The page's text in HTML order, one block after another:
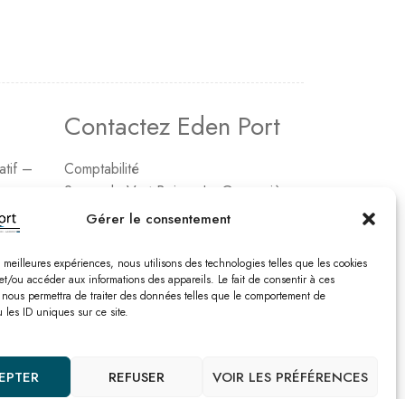
Gérer le consentement
meilleures expériences, nous utilisons des technologies telles que les cookies
ou accéder aux informations des appareils. Le fait de consentir à ces
permettra de traiter des données telles que le comportement de
les ID uniques sur ce site.
REFUSER VOIR LES PRÉFÉRENCES
–
Contactez Eden Port
Comptabilité
2, rue de Vert-Bois – La Gaconnière
17480 le Château d’Oléon
Tél. : 05 46 47 78 16
Email : edenport@orange.fr
Nos catalogues